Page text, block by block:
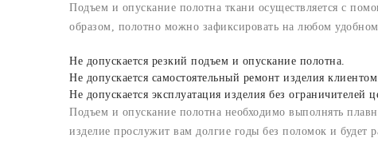
Подъем и опускание полотна ткани осуществляется с
образом, полотно можно зафиксировать на любом
Не допускается резкий подъем и опускание полотна.
Не допускается самостоятельный ремонт изделия клиентом.
Не допускается эксплуатация изделия без ограничителей
Подъем и опускание полотна необходимо выполнять
изделие прослужит вам долгие годы без поломок и будет